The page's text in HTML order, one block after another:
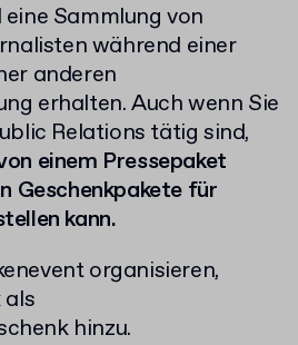
Sammlung von
während einer
anderen
erhalten. Auch wenn Sie
Relations tätig sind,
einem Pressepaket
Geschenkpakete für
kann.
organisieren,
als
hinzu.